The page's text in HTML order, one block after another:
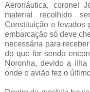
Aeronáutica, coronel
material recolhido
Constituição e levados
embarcação só deve
necessária para
do que for sendo
Noronha, devido a
onde o avião fez o